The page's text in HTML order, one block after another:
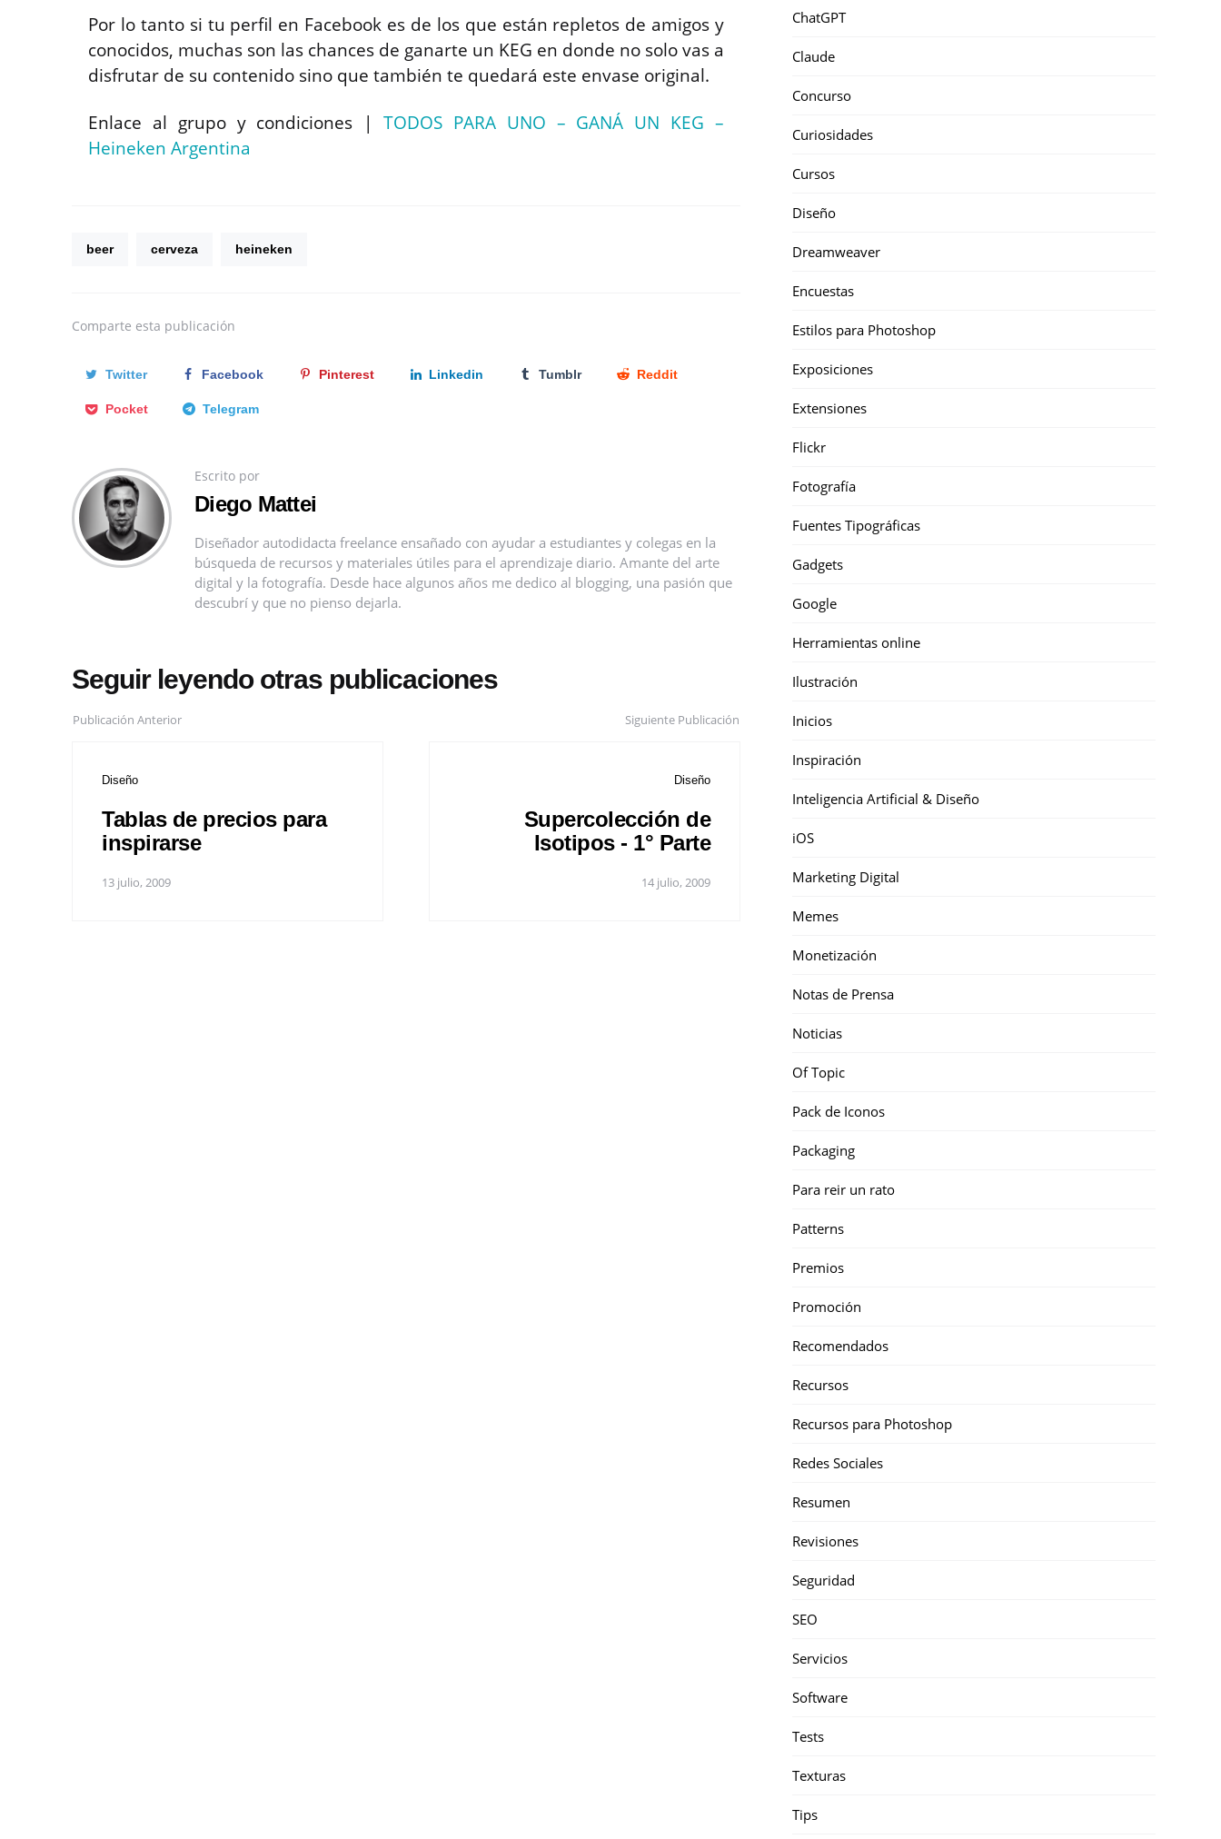
Por lo tanto si tu perfil en Facebook es de los que están repletos de amigos y
conocidos, muchas son las chances de ganarte un KEG en donde no solo vas a
disfrutar de su contenido sino que también te quedará este envase original.
Enlace al grupo y condiciones |TODOS PARA UNO – GANÁ UN KEG –
Heineken Argentina
beer cerveza heineken
Comparte esta publicación
Twitter Facebook Pinterest Linkedin Tumblr Reddit
Pocket Telegram
Escrito por
Diego Mattei
Diseñador autodidacta freelance ensañado con ayudar a estudiantes y colegas en la
búsqueda de recursos y materiales útiles para el aprendizaje diario. Amante del arte
digital y la fotografía. Desde hace algunos años me dedico al blogging, una pasión que
descubrí y que no pienso dejarla.
Seguir leyendo otras publicaciones
Publicación Anterior
Diseño
Tablas de precios para
inspirarse
13 julio, 2009
Siguiente Publicación
Diseño
Supercolección de
Isotipos - 1° Parte
14 julio, 2009
ChatGPT
Claude
Concurso
Curiosidades
Cursos
Diseño
Dreamweaver
Encuestas
Estilos para Photoshop
Exposiciones
Extensiones
Flickr
Fotografía
Fuentes Tipográficas
Gadgets
Google
Herramientas online
Ilustración
Inicios
Inspiración
Inteligencia Artificial & Diseño
iOS
Marketing Digital
Memes
Monetización
Notas de Prensa
Noticias
Of Topic
Pack de Iconos
Packaging
Para reir un rato
Patterns
Premios
Promoción
Recomendados
Recursos
Recursos para Photoshop
Redes Sociales
Resumen
Revisiones
Seguridad
SEO
Servicios
Software
Tests
Texturas
Tips